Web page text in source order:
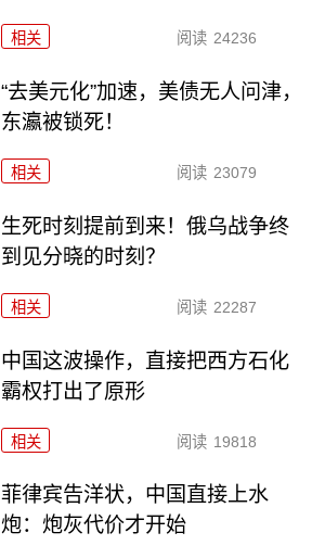
相关 阅读 24236
“去美元化”加速，美债无人问津，
东瀛被锁死！
相关 阅读 23079
生死时刻提前到来！俄乌战争终
到见分晓的时刻？
相关 阅读 22287
中国这波操作，直接把西方石化
霸权打出了原形
相关 阅读 19818
菲律宾告洋状，中国直接上水
炮：炮灰代价才开始